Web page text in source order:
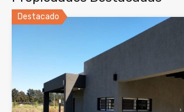
Destacado